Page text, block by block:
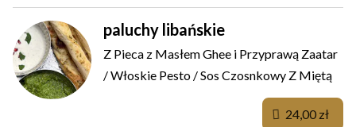
paluchy libańskie
Z Pieca z Masłem Ghee i Przyprawą Zaatar
/ Włoskie Pesto / Sos Czosnkowy Z Miętą